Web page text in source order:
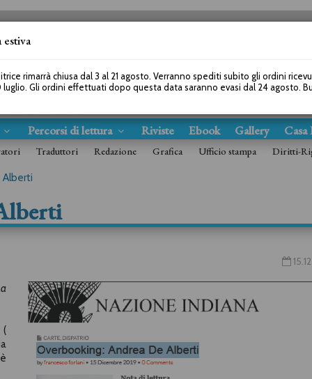
Percorsi di lettura Riviste Ebook Gallery
Traduttori Redazione Grafica Ufficio stampa Diritti-
Alberti
(
estiva
rimarrà chiusa dal 3 al 21 agosto. Verranno spediti subito gli ordini
luglio. Gli ordini effettuati dopo questa data saranno evasi dal 24 agosto.